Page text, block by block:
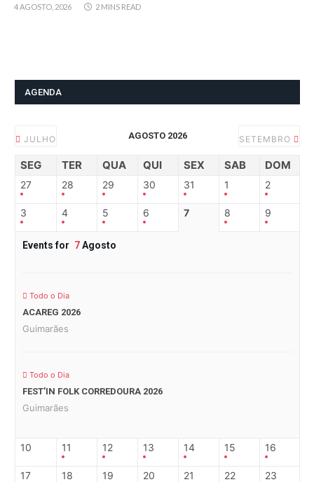
4 AGOSTO, 2026 2 MINS READ
AGENDA
JULHO AGOSTO 2026 SETEMBRO
SEG TER QUA QUI SEX SAB DOM
27 28 29 30 31 1 2
3 4 5 6 7 8 9
Events for 7Agosto
Todo o Dia
ACAREG 2026
Guimarães
Todo o Dia
FEST’IN FOLK CORREDOURA 2026
Guimarães
10 11 12 13 14 15 16
17 18 19 20 21 22 23